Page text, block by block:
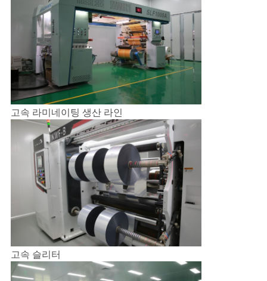
세
요
인
요
구
하
고속 라미네이팅 생산 라인
고속 슬리터